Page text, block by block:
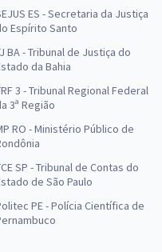
ES - Secretaria da Justiça
Espírito Santo
BA - Tribunal de Justiça do
da Bahia
3 - Tribunal Regional Federal
3ª Região
RO - Ministério Público de
SP - Tribunal de Contas do
de São Paulo
PE - Polícia Científica de